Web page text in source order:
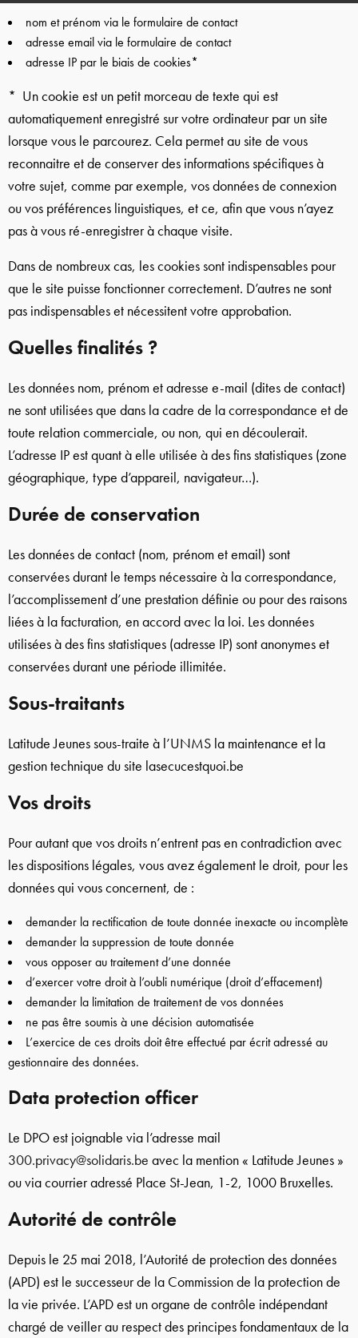
nom et prénom via le formulaire de contact
adresse email via le formulaire de contact
adresse IP par le biais de cookies*
* Un cookie est un petit morceau de texte qui est
automatiquement enregistré sur votre ordinateur par un site
lorsque vous le parcourez. Cela permet au site de vous
reconnaitre et de conserver des informations spécifiques à
votre sujet, comme par exemple, vos données de connexion
ou vos préférences linguistiques, et ce, afin que vous n’ayez
pas à vous ré-enregistrer à chaque visite.
Dans de nombreux cas, les cookies sont indispensables pour
que le site puisse fonctionner correctement. D’autres ne sont
pas indispensables et nécessitent votre approbation.
Quelles finalités ?
Les données nom, prénom et adresse e-mail (dites de contact)
ne sont utilisées que dans la cadre de la correspondance et de
toute relation commerciale, ou non, qui en découlerait.
L’adresse IP est quant à elle utilisée à des fins statistiques (zone
géographique, type d’appareil, navigateur…).
Durée de conservation
Les données de contact (nom, prénom et email) sont
conservées durant le temps nécessaire à la correspondance,
l’accomplissement d’une prestation définie ou pour des raisons
liées à la facturation, en accord avec la loi. Les données
utilisées à des fins statistiques (adresse IP) sont anonymes et
conservées durant une période illimitée.
Sous-traitants
Latitude Jeunes sous-traite à l’UNMS la maintenance et la
gestion technique du site lasecucestquoi.be
Vos droits
Pour autant que vos droits n’entrent pas en contradiction avec
les dispositions légales, vous avez également le droit, pour les
données qui vous concernent, de :
demander la rectification de toute donnée inexacte ou incomplète
demander la suppression de toute donnée
vous opposer au traitement d’une donnée
d’exercer votre droit à l’oubli numérique (droit d’effacement)
demander la limitation de traitement de vos données
ne pas être soumis à une décision automatisée
L’exercice de ces droits doit être effectué par écrit adressé au
gestionnaire des données.
Data protection officer
Le DPO est joignable via l’adresse mail
300.privacy@solidaris.be avec la mention « Latitude Jeunes »
ou via courrier adressé Place St-Jean, 1-2, 1000 Bruxelles.
Autorité de contrôle
Depuis le 25 mai 2018, l’Autorité de protection des données
(APD) est le successeur de la Commission de la protection de
la vie privée. L’APD est un organe de contrôle indépendant
chargé de veiller au respect des principes fondamentaux de la